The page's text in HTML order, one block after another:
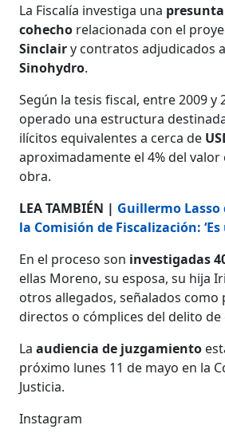
La Fiscalía investiga una
cohecho relacionada con el
Sinclairy contratos adjudicados
Sinohydro.
Según la tesis fiscal, entre 2009 y
operado una estructura
ilícitos equivalentes a cerca de
aproximadamente el 4% del
obra.
LEA TAMBIÉN | Guillermo
la Comisión de Fiscalización:
En el proceso son investigadas
ellas Moreno, su esposa, su hija
otros allegados, señalados
directos o cómplices del delito de
Laaudiencia de juzgamiento
próximo lunes 11 de mayo en la
Justicia.
Instagram